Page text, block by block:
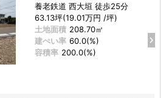
養老鉄道 西大垣 徒歩25分
63.13坪(19.01万円 /坪)
土地面積 208.70㎡
建ぺい率 60.0(%)
容積率 200.0(%)